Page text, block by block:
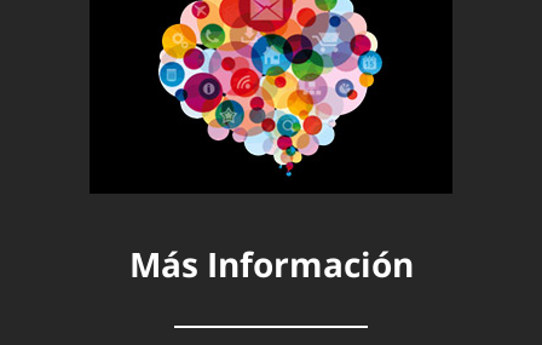
Más Información